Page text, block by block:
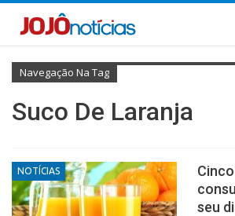
Navegação Na Tag
Suco De Laranja
NOTÍCIAS
seu